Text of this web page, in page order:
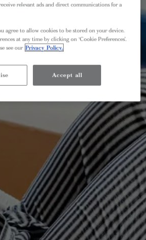
relevant ads and direct communications for a
agree to allow cookies to be stored on your device.
at any time by clicking on ‘Cookie Preferences’.
see our Privacy Policy.
Accept all